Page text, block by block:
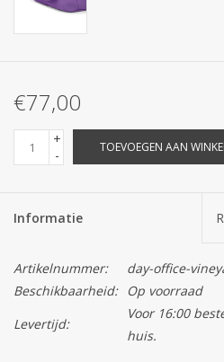
€77,00
+
-
TOEVOEGEN AAN
Informatie
Artikelnummer:
day-office-
Beschikbaarheid:
Op voorraad
Levertijd:
Voor 16:00
huis.